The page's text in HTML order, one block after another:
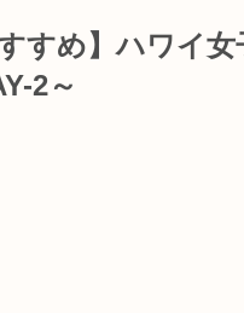
すすめ】ハワイ女
2～